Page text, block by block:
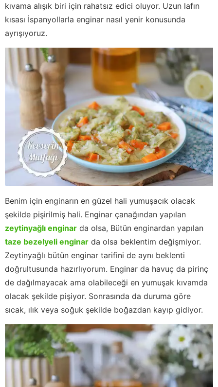
kıvama alışık biri için rahatsız edici oluyor. Uzun lafın
kısası İspanyollarla enginar nasıl yenir konusunda
ayrışıyoruz.
Benim için enginarın en güzel hali yumuşacık olacak
şekilde pişirilmiş hali. Enginar çanağından yapılan
zeytinyağlı enginar da olsa, Bütün enginardan yapılan
taze bezelyeli enginar da olsa beklentim değişmiyor.
Zeytinyağlı bütün enginar tarifini de aynı beklenti
doğrultusunda hazırlıyorum. Enginar da havuç da pirinç
de dağılmayacak ama olabileceği en yumuşak kıvamda
olacak şekilde pişiyor. Sonrasında da duruma göre
sıcak, ılık veya soğuk şekilde boğazdan kayıp gidiyor.